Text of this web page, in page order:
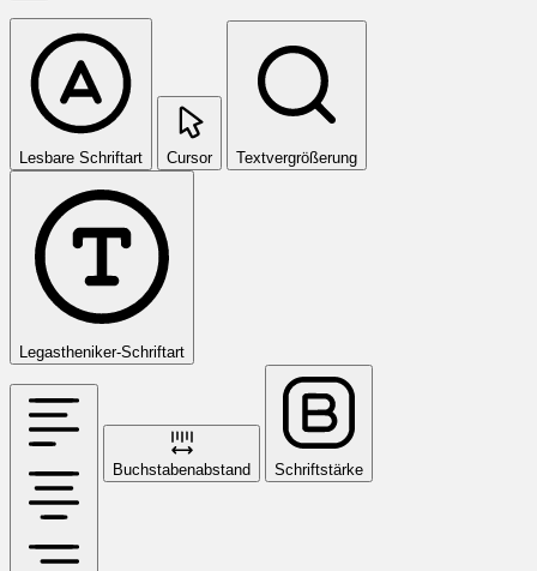
Lesbare Schriftart Cursor Textvergrößerung
Legastheniker-Schriftart
Buchstabenabstand Schriftstärke